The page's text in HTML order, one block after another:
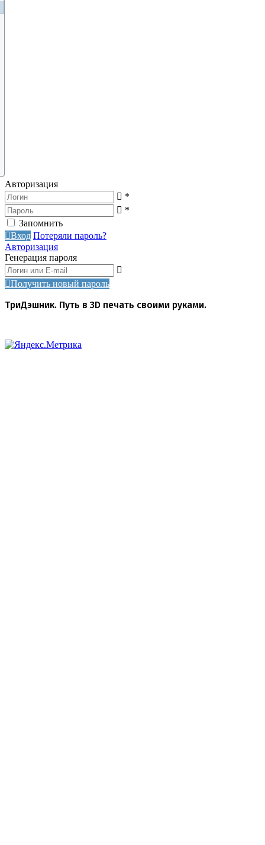
Авторизация
*
*
Запомнить
Вход Потеряли пароль?
Авторизация
Генерация пароля
Получить новый пароль
ТриДэшник. Путь в 3D печать своими руками.